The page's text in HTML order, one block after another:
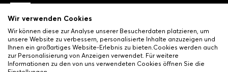
Wir verwenden Cookies
Wir können diese zur Analyse unserer Besucherdaten platzieren, um
unsere Website zu verbessern, personalisierte Inhalte anzuzeigen und
Ihnen ein großartiges Website-Erlebnis zu bieten.Cookies werden auch
zur Personalisierung von Anzeigen verwendet. Für weitere
Informationen zu den von uns verwendeten Cookies öffnen Sie die